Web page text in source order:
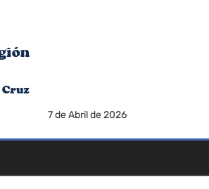
7 de Abril de 2026